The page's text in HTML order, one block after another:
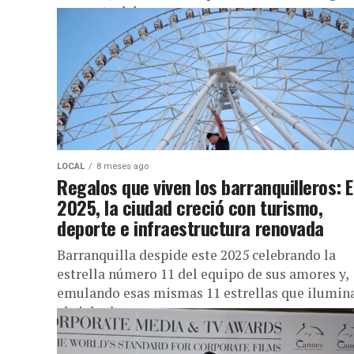
por parte del...
LOCAL 8 meses ago
Regalos que viven los barranquilleros:
2025, la ciudad creció con turismo,
deporte e infraestructura renovada
Barranquilla despide este 2025 celebrando la
estrella número 11 del equipo de sus amores y,
emulando esas mismas 11 estrellas que
el cielo de encantos...